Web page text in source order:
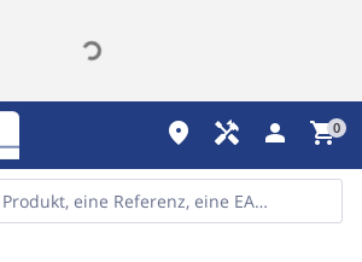
place handyman person shopping_cart0